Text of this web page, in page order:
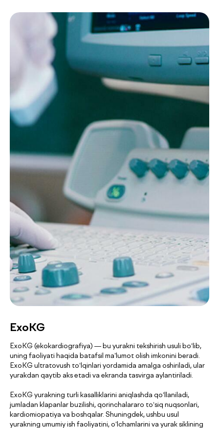
ExoKG
ExoKG (ekokardiografiya) — bu yurakni tekshirish usuli bo‘lib,
uning faoliyati haqida batafsil ma’lumot olish imkonini beradi.
ExoKG ultratovush to‘lqinlari yordamida amalga oshiriladi, ular
yurakdan qaytib aks etadi va ekranda tasvirga aylantiriladi.
ExoKG yurakning turli kasalliklarini aniqlashda qo‘llaniladi,
jumladan klapanlar buzilishi, qorinchalararo to‘siq nuqsonlari,
kardiomiopatiya va boshqalar. Shuningdek, ushbu usul
yurakning umumiy ish faoliyatini, o‘lchamlarini va yurak siklining